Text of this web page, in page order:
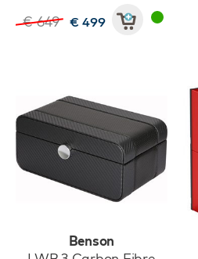
€ 649 € 499
Benson